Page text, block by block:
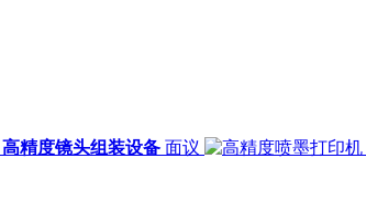
高精度镜头组装设备 面议